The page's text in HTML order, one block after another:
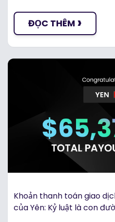
ĐỌC THÊM ›
Khoản thanh toán giao
của Yên: Kỷ luật là con